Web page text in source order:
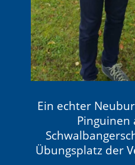
Ein echter
Pinguinen
Übungsplatz der